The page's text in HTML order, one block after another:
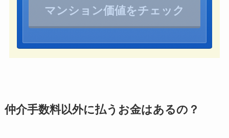
仲介手数料以外に払うお金はあるの？